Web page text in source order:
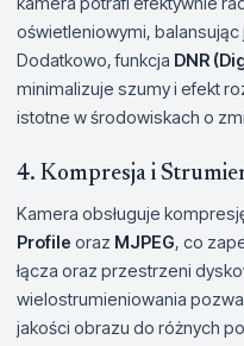
oświetleniowymi,
Dodatkowo, funkcja DNR
minimalizuje szumy i efekt
istotne w środowiskach o
4. Kompresja i
Kamera obsługuje
Profile oraz MJPEG, co
łącza oraz przestrzeni
wielostrumieniowania
jakości obrazu do różnych